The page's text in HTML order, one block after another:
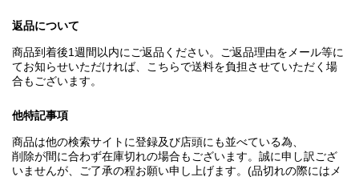
返品について
商品到着後1週間以内にご返品ください。ご返品理由をメール等に
てお知らせいただければ、こちらで送料を負担させていただく場
合もございます。
他特記事項
商品は他の検索サイトに登録及び店頭にも並べている為、
削除が間に合わず在庫切れの場合もございます。誠に申し訳ござ
いませんが、ご了承の程お願い申し上げます。(品切れの際にはメ